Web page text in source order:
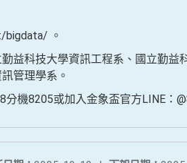
bigdata/ 。
益科技大學資訊工程系、國立勤益
管理學系。
機8205或加入金象盃官方LINE：